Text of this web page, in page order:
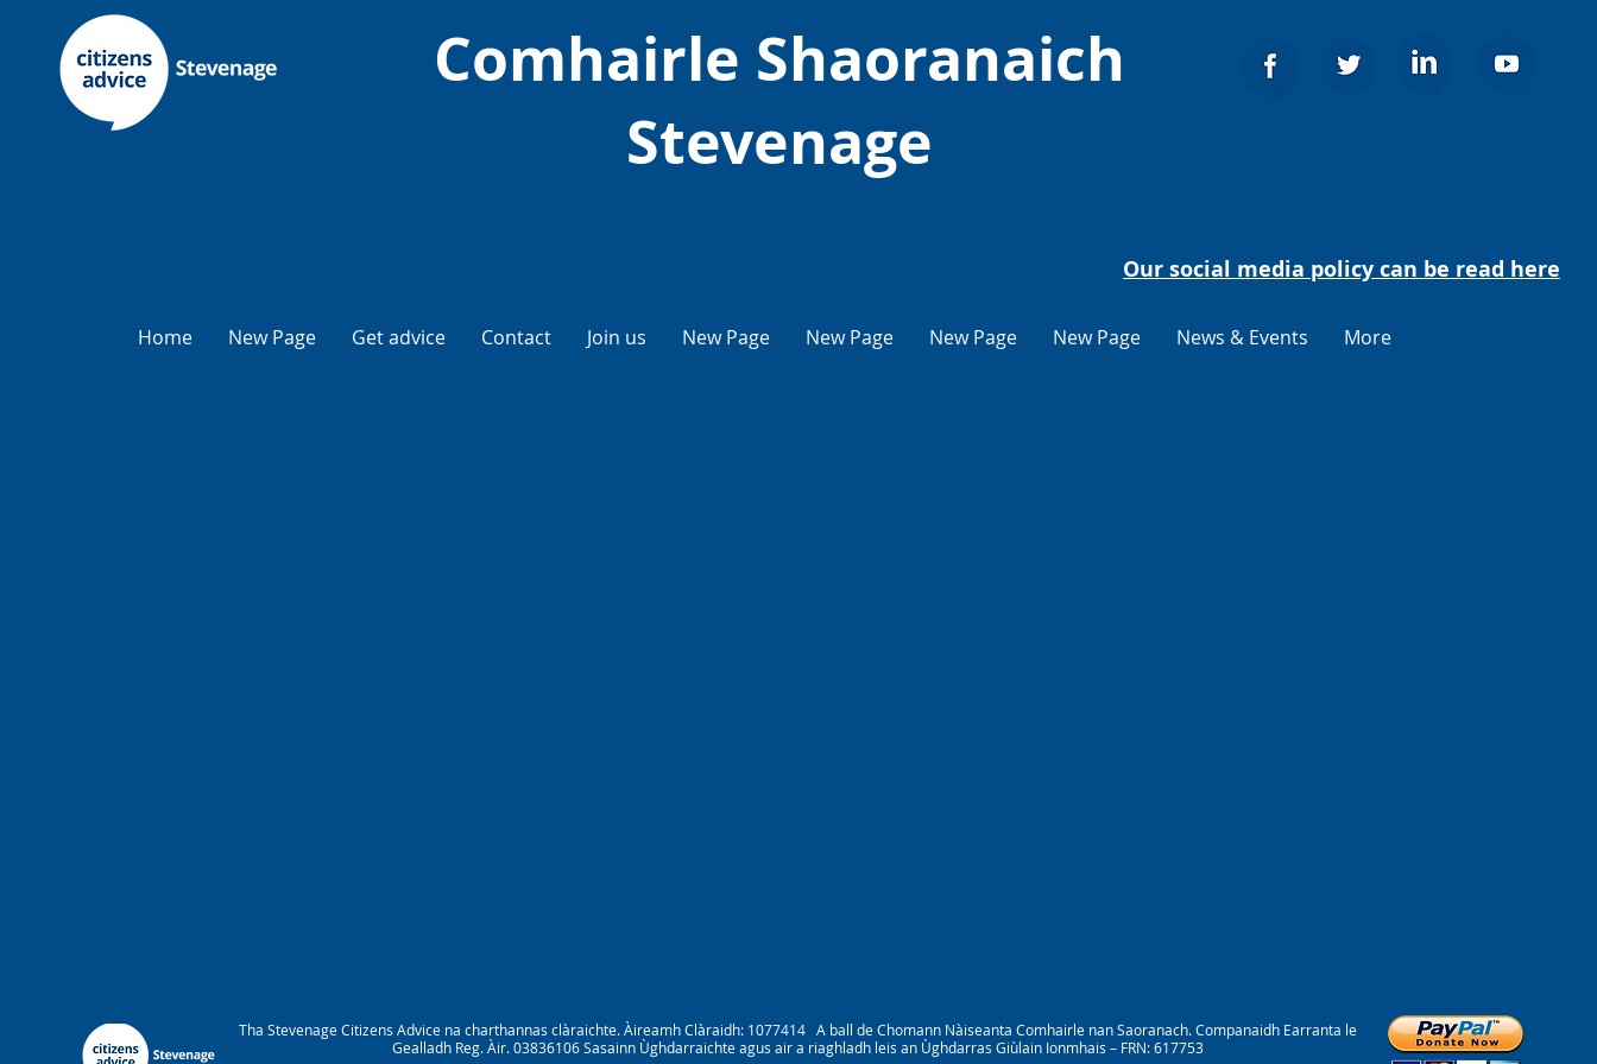
Comhairle Shaoranaich
Stevenage
Our social media policy can be read here
Home New Page Get advice Contact Join us New Page New Page New Page New Page News & Events More
Tha Stevenage Citizens Advice na charthannas clàraichte. Àireamh Clàraidh: 1077414 A ball de Chomann Nàiseanta Comhairle nan Saoranach. Companaidh Earranta le
Gealladh Reg. Àir. 03836106 Sasainn Ùghdarraichte agus air a riaghladh leis an Ùghdarras Giùlain Ionmhais – FRN: 617753